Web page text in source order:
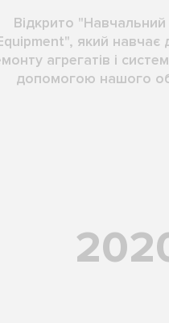
Відкрито "Навчальний
який навчає
агрегатів і
допомогою нашого